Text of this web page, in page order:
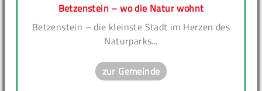
Betzenstein – wo die Natur wohnt
Betzenstein – die kleinste Stadt im Herzen des
Naturparks...
zur Gemeinde